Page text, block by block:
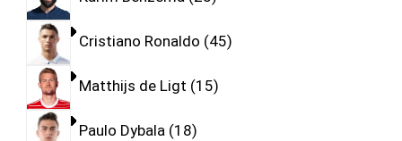
Cristiano Ronaldo 45
Matthijs de Ligt 15
Paulo Dybala 18